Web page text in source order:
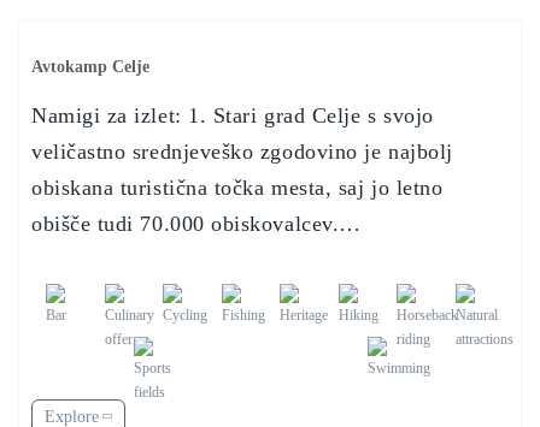
Avtokamp Celje
Namigi za izlet: 1. Stari grad Celje s svojo
veličastno srednjeveško zgodovino je najbolj
obiskana turistična točka mesta, saj jo letno
obišče tudi 70.000 obiskovalcev.…
Explore